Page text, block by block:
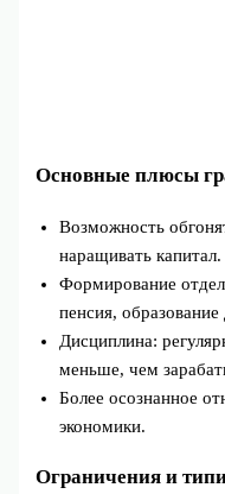
Основные плюсы
Возможность
наращивать капитал.
Формирование
пенсия, образование
Дисциплина:
меньше, чем
Более осознанное
экономики.
Ограничения и